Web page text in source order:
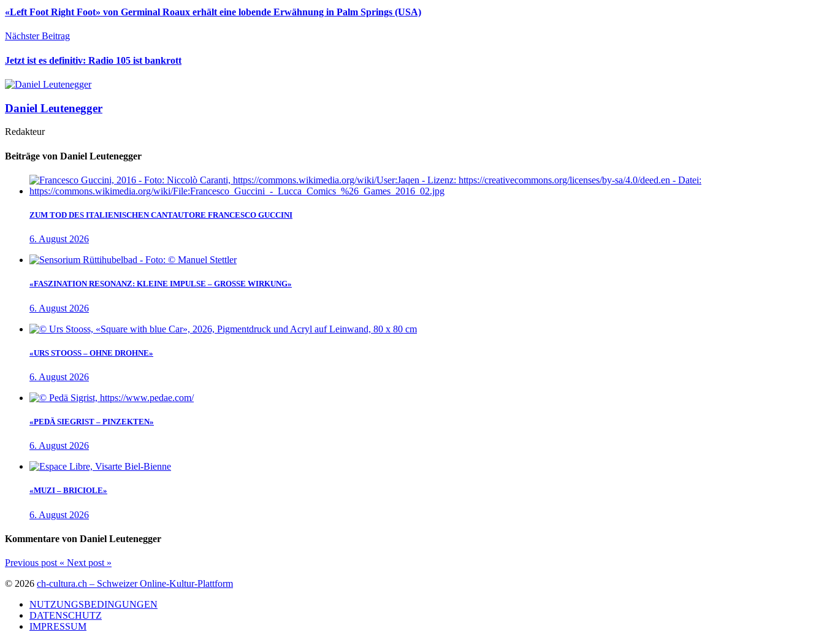
«Left Foot Right Foot» von Germinal Roaux erhält eine lobende Erwähnung in Palm Springs (USA)
Nächster Beitrag
Jetzt ist es definitiv: Radio 105 ist bankrott
Daniel Leutenegger
Redakteur
Beiträge von Daniel Leutenegger
ZUM TOD DES ITALIENISCHEN CANTAUTORE FRANCESCO GUCCINI
6. August 2026
«FASZINATION RESONANZ: KLEINE IMPULSE – GROSSE WIRKUNG»
6. August 2026
«URS STOOSS – OHNE DROHNE»
6. August 2026
«PEDÄ SIEGRIST – PINZEKTEN»
6. August 2026
«MUZI – BRICIOLE»
6. August 2026
Kommentare von Daniel Leutenegger
Previous post « Next post »
© 2026 ch-cultura.ch – Schweizer Online-Kultur-Plattform
NUTZUNGSBEDINGUNGEN
DATENSCHUTZ
IMPRESSUM